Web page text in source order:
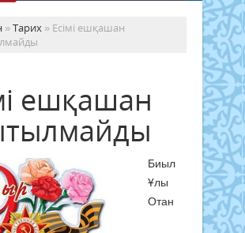
»Тарих » Есімі ешқашан
ешқашан
Биыл
Ұлы
Отан